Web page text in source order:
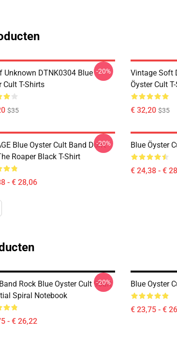
Unknown DTNK0304 Blue
Cult T-Shirts
$35
-20%
Vintage Soft
Öyster Cult
€ 32,20 $35
Blue Oyster Cult Band Don't
Roaper Black T-Shirt
- € 28,06
-20% Blue Öyster
€ 24,38 - €
Rock Blue Oyster Cult 90art
Spiral Notebook
- € 26,22
-20% Blue Oyster
€ 23,75 - €